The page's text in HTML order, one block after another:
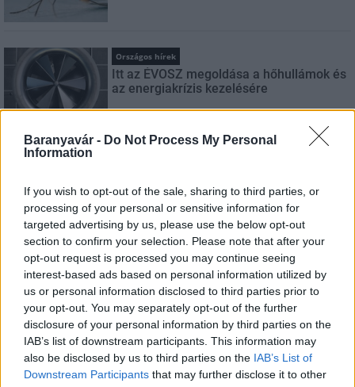
Baranyavár - Do Not Process My Personal
Information
If you wish to opt-out of the sale, sharing to third parties, or
processing of your personal or sensitive information for
targeted advertising by us, please use the below opt-out
section to confirm your selection. Please note that after your
opt-out request is processed you may continue seeing
interest-based ads based on personal information utilized by
us or personal information disclosed to third parties prior to
your opt-out. You may separately opt-out of the further
disclosure of your personal information by third parties on the
IAB’s list of downstream participants. This information may
also be disclosed by us to third parties on the IAB’s List of
Downstream Participants that may further disclose it to other
Országos hírek
Itt az ÉVOSZ megoldása a hőhullámok és
az energiakrízis kezelésére
Minden, amit a GED Afrika projektről
tudni kell
Kultúra
Kihívások labirintusában
Országos hírek
Túlfogyasztás napja - július 30-ra
felhasználta az emberiség a Föld egész